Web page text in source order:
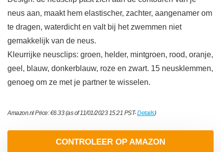
neus aan, maakt hem elastischer, zachter, aangenamer om
te dragen, waterdicht en valt bij het zwemmen niet
gemakkelijk van de neus.
Kleurrijke neusclips: groen, helder, mintgroen, rood, oranje,
geel, blauw, donkerblauw, roze en zwart. 15 neusklemmen,
genoeg om ze met je partner te wisselen.
Amazon.nl Price:€6.33(as of 11/01/2023 15:21 PST-Details)
CONTROLEER OP AMAZON